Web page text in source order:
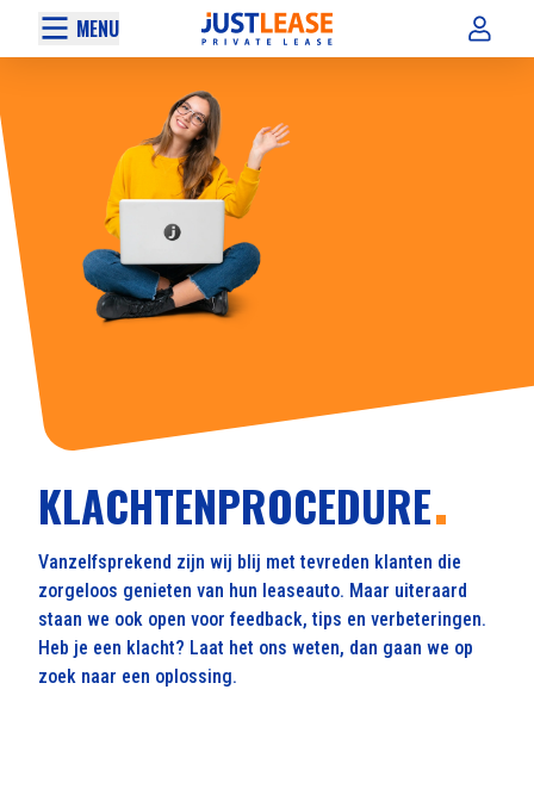
MENU
KLACHTENPROCEDURE
Vanzelfsprekend zijn wij blij met tevreden klanten die
zorgeloos genieten van hun leaseauto. Maar uiteraard
staan we ook open voor feedback, tips en verbeteringen.
Heb je een klacht? Laat het ons weten, dan gaan we op
zoek naar een oplossing.